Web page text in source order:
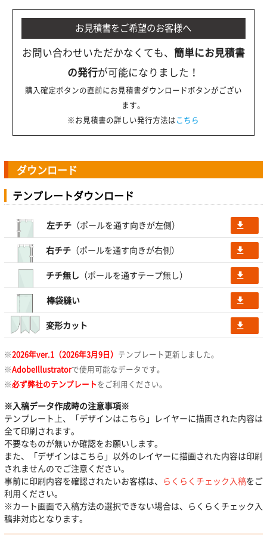
お見積書をご希望のお客様へ
お問い合わせいただかなくても、 簡単にお見積書
の発行が可能になりました！
購入確定ボタンの直前にお見積書ダウンロードボタンがござい
ます。
※お見積書の詳しい発行方法はこちら
ダウンロード
テンプレートダウンロード
左チチ（ポールを通す向きが左側） file_download
右チチ （ポールを通す向きが右側） file_download
チチ無し （ポールを通すテープ無し） file_download
棒袋縫い file_download
変形カット file_download
※2026年ver.1（2026年3月9日） テンプレート更新しました。
※AdobeIllustratorで使用可能なデータです。
※必ず弊社のテンプレートをご利用ください。
※入稿データ作成時の注意事項※
テンプレート上、「デザインはこちら」レイヤーに描画された内容は
全て印刷されます。
不要なものが無いか確認をお願いします。
また、「デザインはこちら」以外のレイヤーに描画された内容は印刷
されませんのでご注意ください。
事前に印刷内容を確認されたいお客様は、 らくらくチェック入稿をご
利用ください。
※カート画面で入稿方法の選択できない場合は、らくらくチェック入
稿非対応となります。